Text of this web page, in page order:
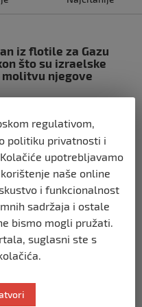
iz flotile za Gazu
što su izraelske
njegove
izraelsku blokadu
kapetan iz Sarajeva
Münchenu, odjeknulo
Ima žrtava,
regulativom,
politiku privatnosti i
upotrebljavamo
naše online
i funkcionalnost
sadržaja i ostale
bismo mogli pružati.
suglasni ste s